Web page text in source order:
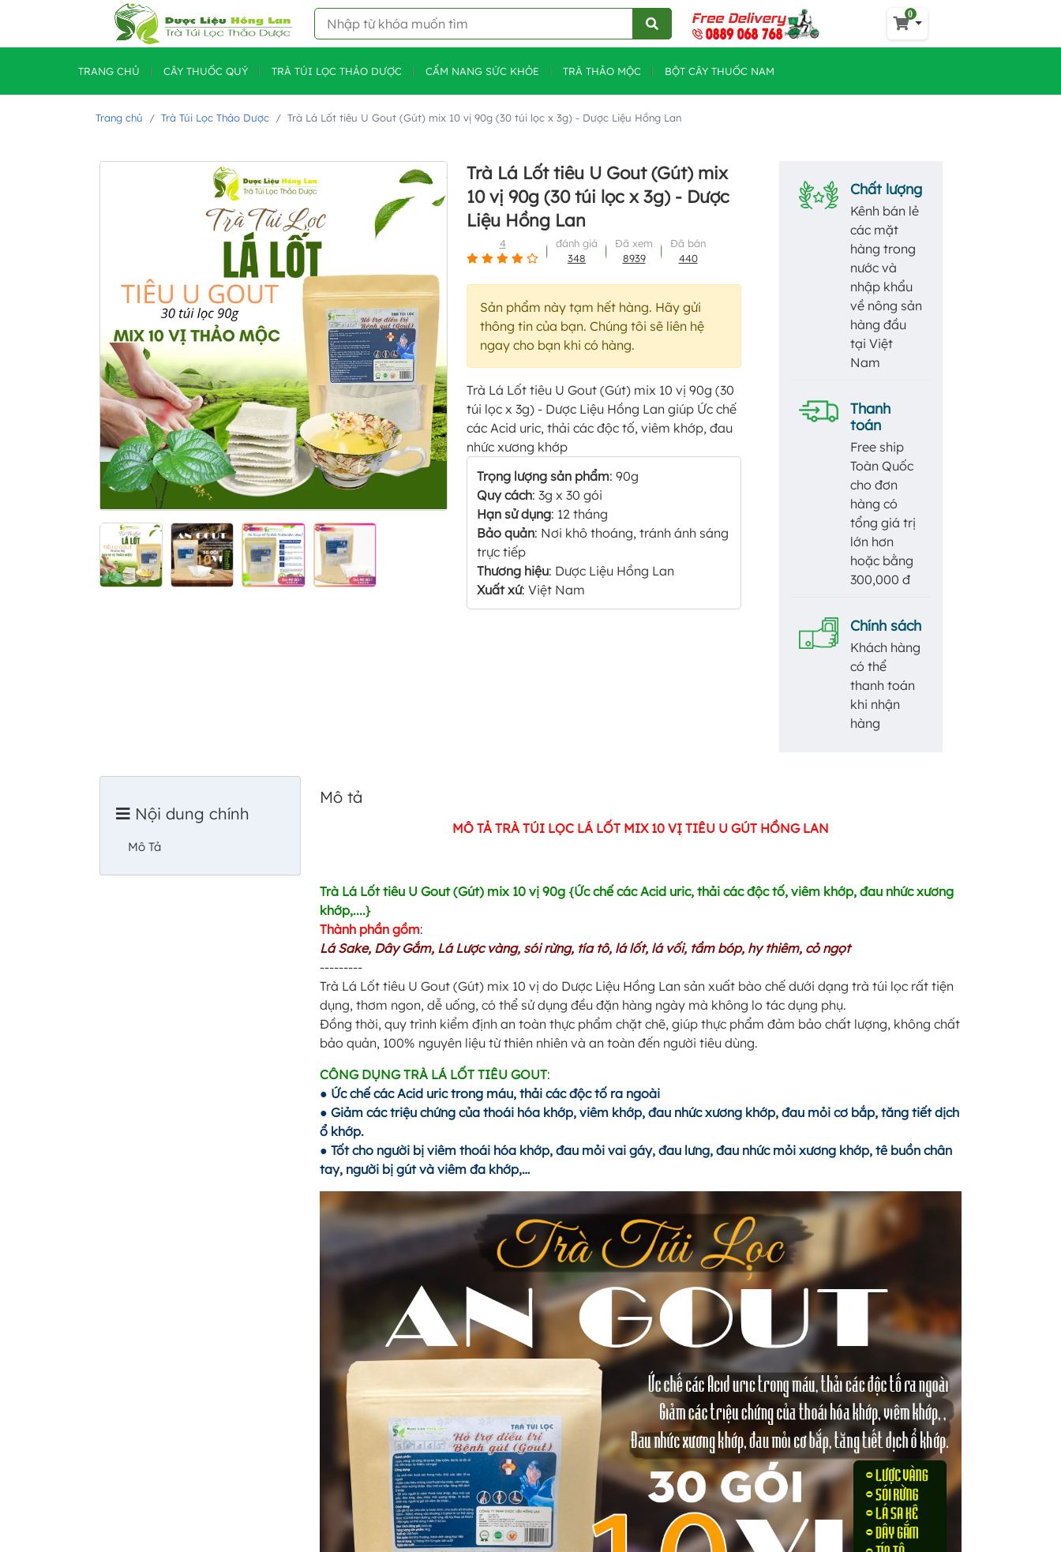
0
TRANG CHỦ CÂY THUỐC QUÝ TRÀ TÚI LỌC THẢO DƯỢC CẨM NANG SỨC KHỎE TRÀ THẢO MỘC BỘT CÂY THUỐC NAM
Trang chủ Trà Túi Lọc Thảo Dược Trà Lá Lốt tiêu U Gout (Gút) mix 10 vị 90g (30 túi lọc x 3g) - Dược Liệu Hồng Lan
Trà Lá Lốt tiêu U Gout (Gút) mix
10 vị 90g (30 túi lọc x 3g) - Dược
Liệu Hồng Lan
4
đánh giá
348
Đã xem
8939
Đã bán
440
Sản phẩm này tạm hết hàng. Hãy gửi
thông tin của bạn. Chúng tôi sẽ liên hệ
ngay cho bạn khi có hàng.
Trà Lá Lốt tiêu U Gout (Gút) mix 10 vị 90g (30
túi lọc x 3g) - Dược Liệu Hồng Lan giúp Ức chế
các Acid uric, thải các độc tố, viêm khớp, đau
nhức xương khớp
Trọng lượng sản phẩm: 90g
Quy cách: 3g x 30 gói
Hạn sử dụng: 12 tháng
Bảo quản: Nơi khô thoáng, tránh ánh sáng
trực tiếp
Thương hiệu: Dược Liệu Hồng Lan
Xuất xứ: Việt Nam
Chất lượng
Kênh bán lẻ
các mặt
hàng trong
nước và
nhập khẩu
về nông sản
hàng đầu
tại Việt
Nam
Thanh
toán
Free ship
Toàn Quốc
cho đơn
hàng có
tổng giá trị
lớn hơn
hoặc bằng
300,000 đ
Chính sách
Khách hàng
có thể
thanh toán
khi nhận
hàng
Nội dung chính
Mô Tả
Mô tả
MÔ TẢ TRÀ TÚI LỌC LÁ LỐT MIX 10 VỊ TIÊU U GÚT HỒNG LAN
Trà Lá Lốt tiêu U Gout (Gút) mix 10 vị 90g {Ức chế các Acid uric, thải các độc tố, viêm khớp, đau nhức xương
khớp,....}
Thành phần gồm:
Lá Sake, Dây Gắm, Lá Lược vàng, sói rừng, tía tô, lá lốt, lá vối, tầm bóp, hy thiêm, cỏ ngọt
---------
Trà Lá Lốt tiêu U Gout (Gút) mix 10 vị do Dược Liệu Hồng Lan sản xuất bào chế dưới dạng trà túi lọc rất tiện
dụng, thơm ngon, dễ uống, có thể sử dụng đều đặn hàng ngày mà không lo tác dụng phụ.
Đồng thời, quy trình kiểm định an toàn thực phẩm chặt chẽ, giúp thực phẩm đảm bảo chất lượng, không chất
bảo quản, 100% nguyên liệu từ thiên nhiên và an toàn đến người tiêu dùng.
CÔNG DỤNG TRÀ LÁ LỐT TIÊU GOUT:
● Ức chế các Acid uric trong máu, thải các độc tố ra ngoài
● Giảm các triệu chứng của thoái hóa khớp, viêm khớp, đau nhức xương khớp, đau mỏi cơ bắp, tăng tiết dịch
ổ khớp.
● Tốt cho người bị viêm thoái hóa khớp, đau mỏi vai gáy, đau lưng, đau nhức mỏi xương khớp, tê buồn chân
tay, người bị gút và viêm đa khớp,…